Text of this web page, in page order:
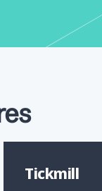
Tickmill